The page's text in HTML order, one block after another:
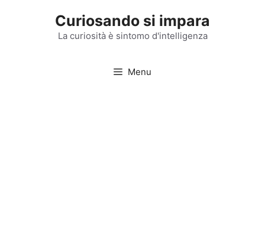
Curiosando si impara
La curiosità è sintomo d'intelligenza
Menu